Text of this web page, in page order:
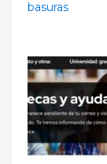
basuras